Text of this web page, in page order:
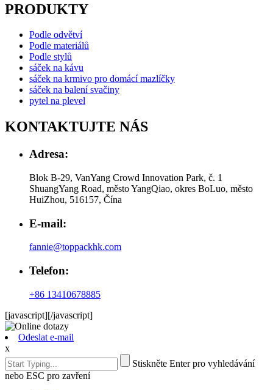
PRODUKTY
Podle odvětví
Podle materiálů
Podle stylů
sáček na kávu
sáček na krmivo pro domácí mazlíčky
sáček na balení svačiny
pytel na plevel
KONTAKTUJTE NÁS
Adresa:
Blok B-29, VanYang Crowd Innovation Park, č. 1
ShuangYang Road, město YangQiao, okres BoLuo, město
HuiZhou, 516157, Čína
E-mail:
fannie@toppackhk.com
Telefon:
+86 13410678885
[javascript][/javascript]
Odeslat e-mail
x
Stiskněte Enter pro vyhledávání
nebo ESC pro zavření